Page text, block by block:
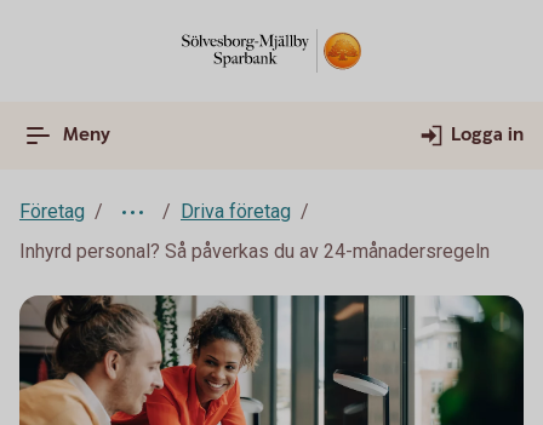
Meny Logga in
Företag
Driva företag
Inhyrd personal? Så påverkas du av 24-månadersregeln